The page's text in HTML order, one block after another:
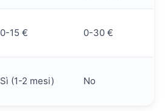
0-15 € 0-30 €
Sì (1-2 mesi) No